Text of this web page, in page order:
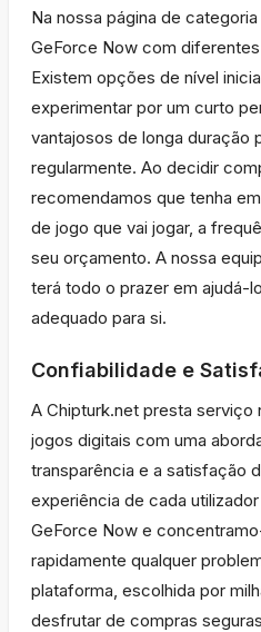
Na nossa página de
GeForce Now com
Existem opções de nível
experimentar por um curto
vantajosos de longa duração
regularmente. Ao decidir
recomendamos que tenha
de jogo que vai jogar, a
seu orçamento. A nossa
terá todo o prazer em ajudá-
adequado para si.
Confiabilidade e
A Chipturk.net presta
jogos digitais com uma
transparência e a satisfação
experiência de cada
GeForce Now e
rapidamente qualquer
plataforma, escolhida por
desfrutar de compras